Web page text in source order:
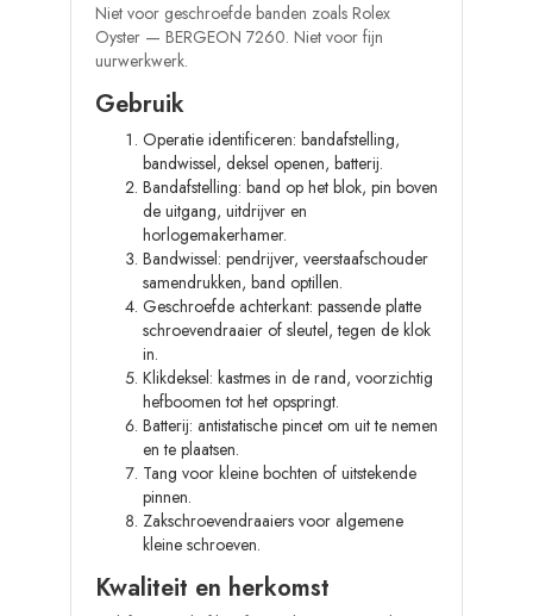
Niet voor geschroefde banden zoals Rolex
Oyster — BERGEON 7260. Niet voor fijn
uurwerkwerk.
Gebruik
Operatie identificeren: bandafstelling,
bandwissel, deksel openen, batterij.
Bandafstelling: band op het blok, pin boven
de uitgang, uitdrijver en
horlogemakerhamer.
Bandwissel: pendrijver, veerstaafschouder
samendrukken, band optillen.
Geschroefde achterkant: passende platte
schroevendraaier of sleutel, tegen de klok
in.
Klikdeksel: kastmes in de rand, voorzichtig
hefboomen tot het opspringt.
Batterij: antistatische pincet om uit te nemen
en te plaatsen.
Tang voor kleine bochten of uitstekende
pinnen.
Zakschroevendraaiers voor algemene
kleine schroeven.
Kwaliteit en herkomst